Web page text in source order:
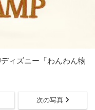
ィズニー「わんわん物
次の写真